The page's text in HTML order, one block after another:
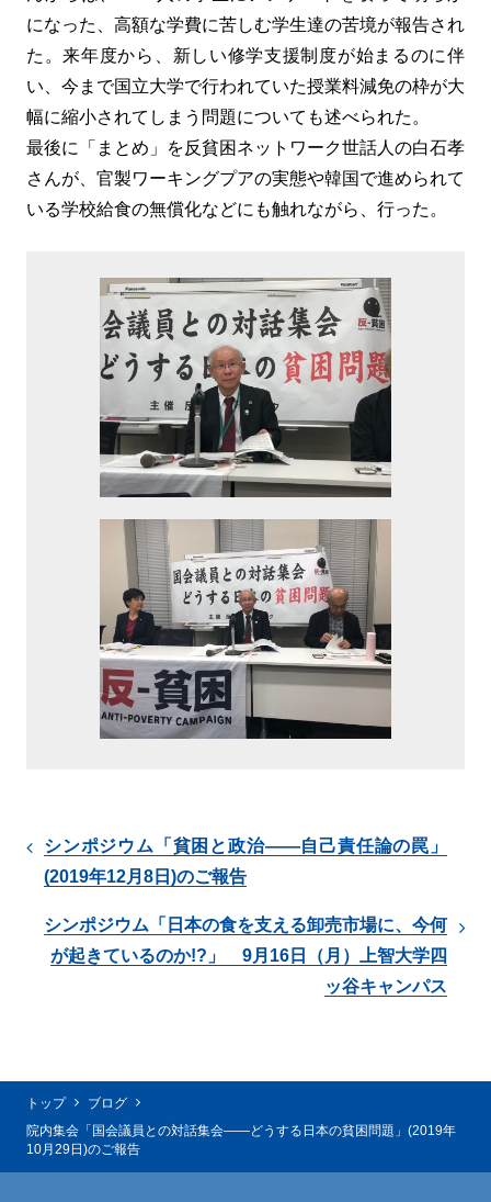
になった、高額な学費に苦しむ学生達の苦境が報告され
た。来年度から、新しい修学支援制度が始まるのに伴
い、今まで国立大学で行われていた授業料減免の枠が大
幅に縮小されてしまう問題についても述べられた。
最後に「まとめ」を反貧困ネットワーク世話人の白石孝
さんが、官製ワーキングプアの実態や韓国で進められて
いる学校給食の無償化などにも触れながら、行った。
シンポジウム「貧困と政治――自己責任論の罠」
(2019年12月8日)のご報告
シンポジウム「日本の食を支える卸売市場に、今何
が起きているのか!?」 9月16日（月）上智大学四
ッ谷キャンパス
トップ
ブログ
院内集会「国会議員との対話集会――どうする日本の貧困問題」(2019年
10月29日)のご報告